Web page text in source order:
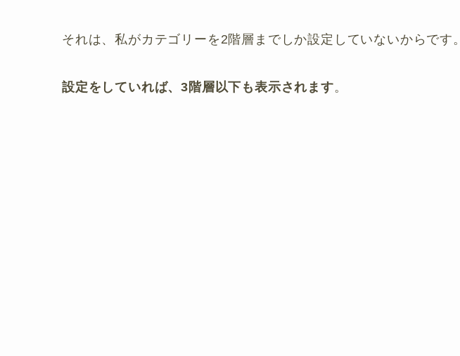
それは、私がカテゴリーを2階層までしか設定していないからです。
設定をしていれば、3階層以下も表示されます。